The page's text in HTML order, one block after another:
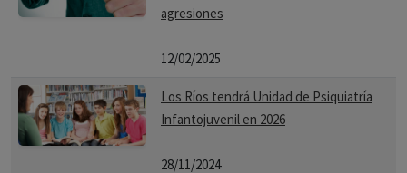
agresiones
12/02/2025
Los Ríos tendrá Unidad de Psiquiatría
Infantojuvenil en 2026
28/11/2024